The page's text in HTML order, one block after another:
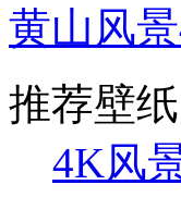
黄山风
推荐壁纸
4K风